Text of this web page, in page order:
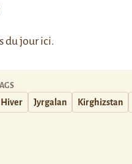
du jourici.
Hiver Jyrgalan Kirghizstan